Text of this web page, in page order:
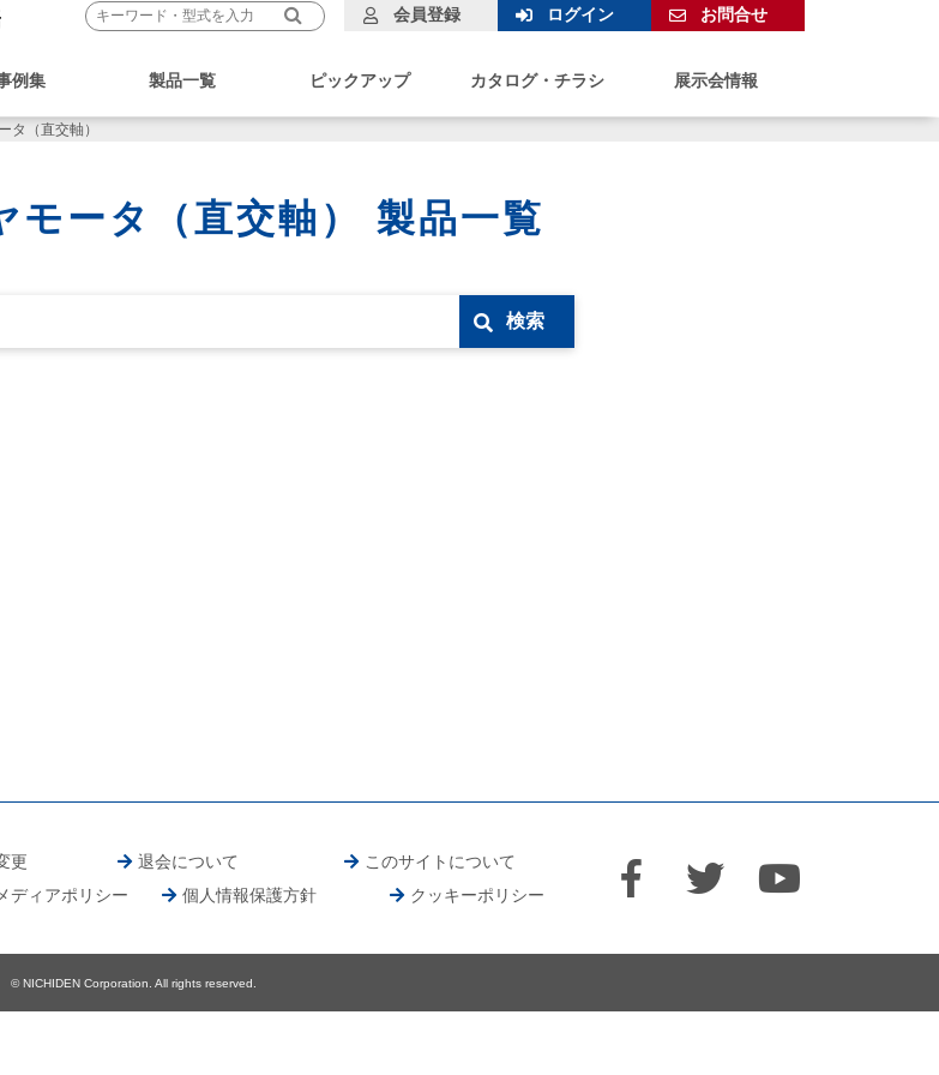
例集 製品一覧 ピックアップ カタログ・チラシ 展示会情報
会員登録 ログイン お問合せ
タ（直交軸）
モータ（直交軸） 製品一覧
検索
更 退会について
このサイトについて
ディアポリシー 個人情報保護方針 クッキーポリシー
© NICHIDEN Corporation. All rights reserved.